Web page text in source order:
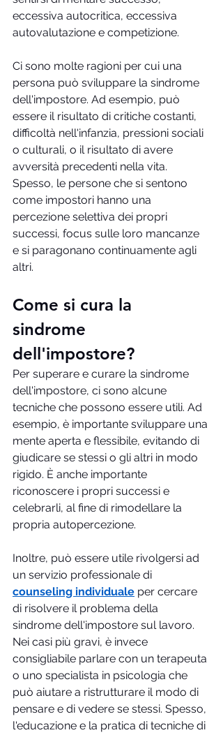
eccessiva autocritica, eccessiva
autovalutazione e competizione.
Ci sono molte ragioni per cui una
persona può sviluppare la sindrome
dell'impostore. Ad esempio, può
essere il risultato di critiche costanti,
difficoltà nell'infanzia, pressioni sociali
o culturali, o il risultato di avere
avversità precedenti nella vita.
Spesso, le persone che si sentono
come impostori hanno una
percezione selettiva dei propri
successi, focus sulle loro mancanze
e si paragonano continuamente agli
altri.
Come si cura la
sindrome
dell'impostore?
Per superare e curare la sindrome
dell'impostore, ci sono alcune
tecniche che possono essere utili. Ad
esempio, è importante sviluppare una
mente aperta e flessibile, evitando di
giudicare se stessi o gli altri in modo
rigido. È anche importante
riconoscere i propri successi e
celebrarli, al fine di rimodellare la
propria autopercezione.
Inoltre, può essere utile rivolgersi ad
un servizio professionale di
counseling individuale per cercare
di risolvere il problema della
sindrome dell'impostore sul lavoro.
Nei casi più gravi, è invece
consigliabile parlare con un terapeuta
o uno specialista in psicologia che
può aiutare a ristrutturare il modo di
pensare e di vedere se stessi. Spesso,
l'educazione e la pratica di tecniche di